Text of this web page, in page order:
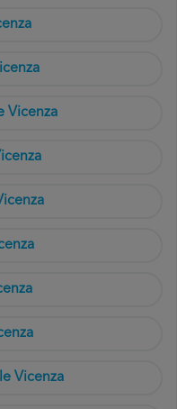
Vicenza
Vicenza